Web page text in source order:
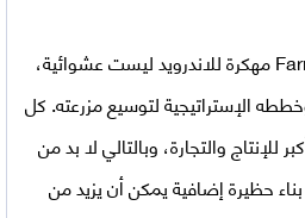
ليست عشوائية،
الإستراتيجية لتوسيع مزرعته. كل
للإنتاج والتجارة، وبالتالي لا بد من
بناء حظيرة إضافية يمكن أن يزيد من